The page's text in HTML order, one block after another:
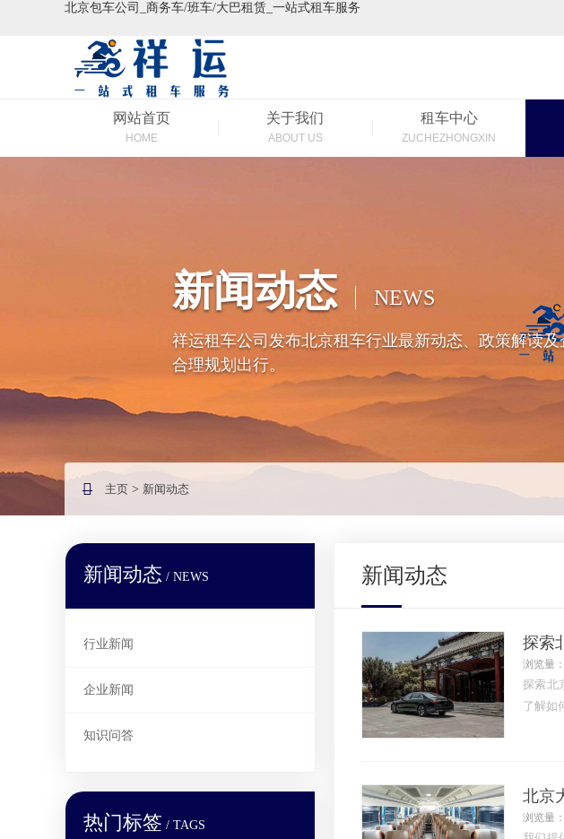
北京包车公司_商务车/班车/大巴租赁_一站式租车服务
网站首页
HOME
关于我们
ABOUT US
租车中心
ZUCHEZHONGXIN
新闻动态 NEWS
祥运租车公司发布北京租车行业最新动态、政策解读
合理规划出行。
主页 > 新闻动态
新闻动态 / NEWS
行业新闻
企业新闻
知识问答
热门标签 / TAGS
新闻动态
探索
浏览量
探索北
了解如
北京
浏览量